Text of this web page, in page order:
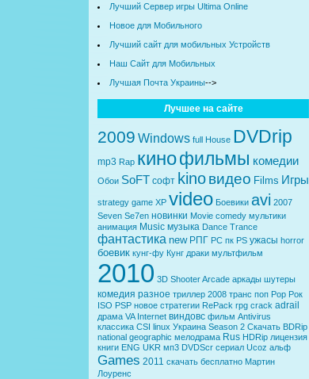
Лучший Сервер игры Ultima Online
Новое для Мобильного
Лучший сайт для мобильных Устройств
Наш Сайт для Мобильных
Лучшая Почта Украины-->
Лучшее на сайте
2009 Windows full House DVDrip
mp3 Rap кинофильмы комедии
Обои SoFT софт kinoвидео Films Игры
strategy game XP video Боевики avi 2007
Seven Se7en новинки Movie comedy мультики
анимация Music музыка Dance Trance
фантастика new РПГ PC пк PS ужасы horror
боевик кунг-фу Кунг драки мультфильм
2010 3D ShooterArcade аркады шутеры
комедия разное триллер 2008 транс поп Pop Рок
ISO PSP новое стратегии RePack rpg crack adrail
драма VA Internet виндовс фильм Antivirus
классика CSI linux Украина Season 2 Скачать BDRip
national geographic мелодрама Rus HDRip лицензия
книги ENG UKR мп3 DVDScr сериал Ucoz альф
Games 2011 скачать бесплатно Мартин
Лоуренс